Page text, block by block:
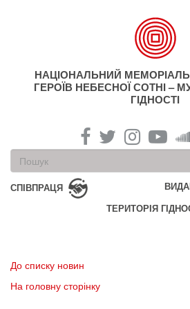
НАЦІОНАЛЬНИЙ
ГЕРОЇВ НЕБЕСНОЇ СОТНІ –
ГІДНОСТІ
Пошукова
форма
Пошук
СПІВПРАЦЯ
ТЕРИТОРІЯ
До списку новин
На головну сторінку